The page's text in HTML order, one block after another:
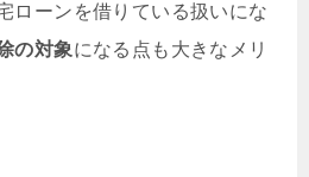
ローンを借りている扱いにな
の対象になる点も大きなメリ